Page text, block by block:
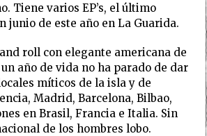
Tiene varios EP’s, el último
junio de este año en La Guarida.
roll con elegante americana de
año de vida no ha parado de dar
míticos de la isla y de
Madrid, Barcelona, Bilbao,
en Brasil, Francia e Italia. Sin
de los hombres lobo.